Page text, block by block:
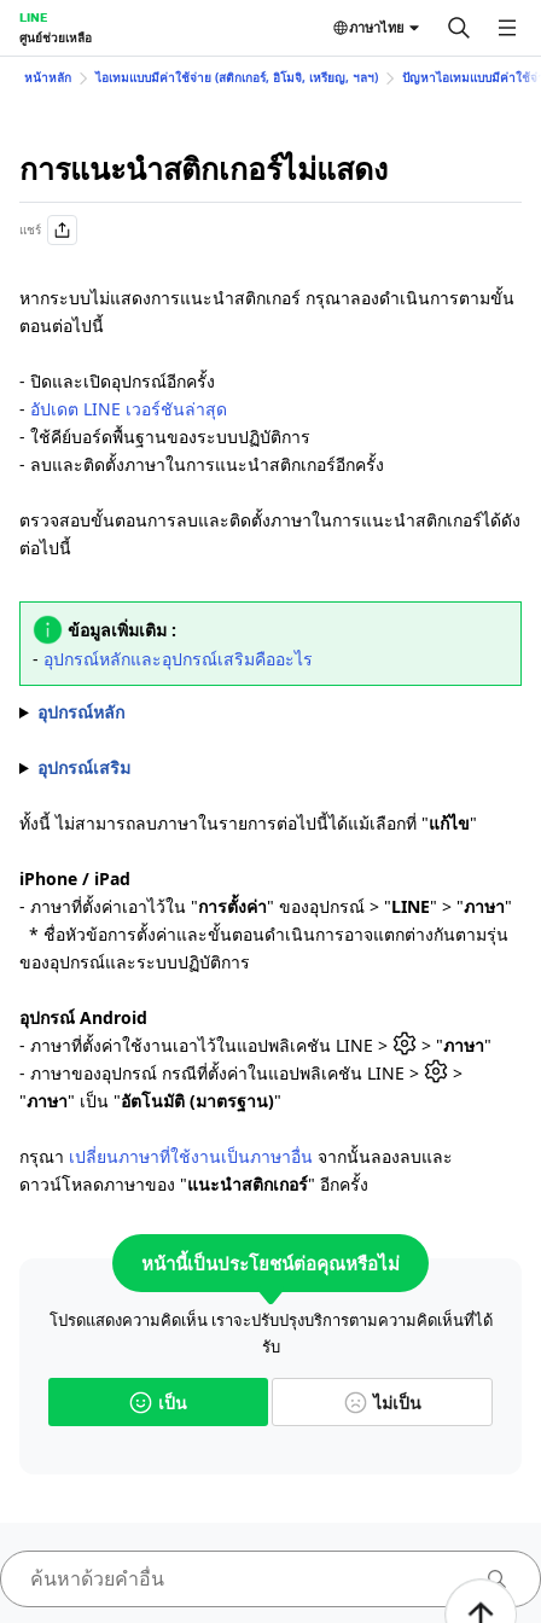
LINE
ศูนย์ช่วยเหลือ
ภาษาไทย
หน้าหลัก ไอเทมแบบมีค่าใช้จ่าย (สติกเกอร์, อิโมจิ, เหรียญ, ฯลฯ) ปัญหาไอเทมแบบมีค่าใช้จ่
การแนะนำสติกเกอร์ไม่แสดง
แชร์
หากระบบไม่แสดงการแนะนำสติกเกอร์ กรุณาลองดำเนินการตามขั้น
ตอนต่อไปนี้
- ปิดและเปิดอุปกรณ์อีกครั้ง
- อัปเดต LINE เวอร์ชันล่าสุด
- ใช้คีย์บอร์ดพื้นฐานของระบบปฏิบัติการ
- ลบและติดตั้งภาษาในการแนะนำสติกเกอร์อีกครั้ง
ตรวจสอบขั้นตอนการลบและติดตั้งภาษาในการแนะนำสติกเกอร์ได้ดัง
ต่อไปนี้
ข้อมูลเพิ่มเติม :
- อุปกรณ์หลักและอุปกรณ์เสริมคืออะไร
อุปกรณ์หลัก
อุปกรณ์เสริม
ทั้งนี้ ไม่สามารถลบภาษาในรายการต่อไปนี้ได้แม้เลือกที่ "แก้ไข"
iPhone / iPad
- ภาษาที่ตั้งค่าเอาไว้ใน "การตั้งค่า" ของอุปกรณ์ > "LINE" > "ภาษา"
* ชื่อหัวข้อการตั้งค่าและขั้นตอนดำเนินการอาจแตกต่างกันตามรุ่น
ของอุปกรณ์และระบบปฏิบัติการ
อุปกรณ์ Android
- ภาษาที่ตั้งค่าใช้งานเอาไว้ในแอปพลิเคชัน LINE >
> "ภาษา"
- ภาษาของอุปกรณ์ กรณีที่ตั้งค่าในแอปพลิเคชัน LINE >
>
"ภาษา" เป็น "อัตโนมัติ (มาตรฐาน)"
กรุณา เปลี่ยนภาษาที่ใช้งานเป็นภาษาอื่น จากนั้นลองลบและ
ดาวน์โหลดภาษาของ "แนะนำสติกเกอร์" อีกครั้ง
หน้านี้เป็นประโยชน์ต่อคุณหรือไม่
โปรดแสดงความคิดเห็น เราจะปรับปรุงบริการตามความคิดเห็นที่ได้
รับ
เป็น ไม่เป็น